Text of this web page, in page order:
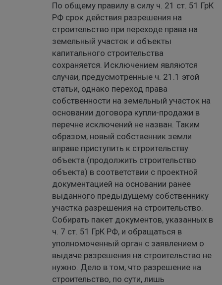
По общему правилу в силу ч. 21 ст. 51 ГрК
РФ срок действия разрешения на
строительство при переходе права на
земельный участок и объекты
капитального строительства
сохраняется. Исключением являются
случаи, предусмотренные ч. 21.1 этой
статьи, однако переход права
собственности на земельный участок на
основании договора купли-продажи в
перечне исключений не назван. Таким
образом, новый собственник земли
вправе приступить к строительству
объекта (продолжить строительство
объекта) в соответствии с проектной
документацией на основании ранее
выданного предыдущему собственнику
участка разрешения на строительство.
Собирать пакет документов, указанных в
ч. 7 ст. 51 ГрК РФ, и обращаться в
уполномоченный орган с заявлением о
выдаче разрешения на строительство не
нужно. Дело в том, что разрешение на
строительство, по сути, лишь